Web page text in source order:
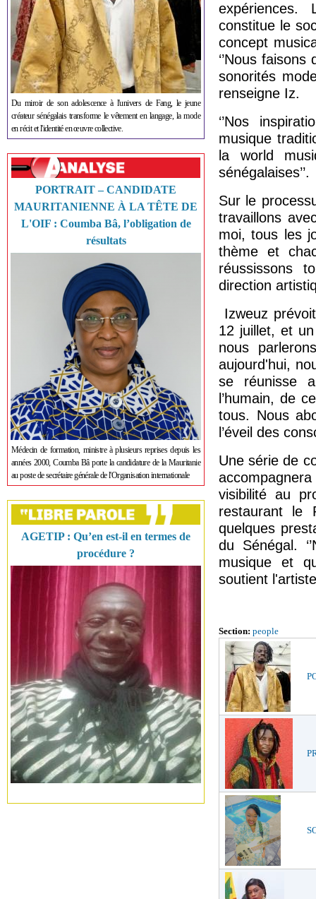
Du miroir de son adolescence à l'univers de Fang, le jeune
créateur sénégalais transforme le vêtement en langage, la mode
en récit et l'identité en œuvre collective.
PORTRAIT – CANDIDATE
MAURITANIENNE À LA TÊTE DE
L'OIF : Coumba Bâ, l’obligation de
résultats
Médecin de formation, ministre à plusieurs reprises depuis les
années 2000, Coumba Bâ porte la candidature de la Mauritanie
au poste de secrétaire générale de l'Organisation internationale
AGETIP : Qu’en est-il en termes de
procédure ?
expériences.
constitue le
concept
‘’Nous
sonorités
renseigne Iz.
‘’Nos
musique
la world
sénégalaises’’.
Sur le
travaillons
moi, tous les
thème et
réussissons
direction
Izweuz
12 juillet, et
nous
aujourd'hui,
se réunisse
l’humain, de
tous. Nous
l’éveil des
Une série de
visibilité au
restaurant le
quelques
du Sénégal.
musique et
soutient
Section: people